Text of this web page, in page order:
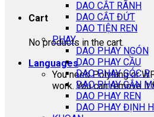
Cart
No products in the cart.
Languages
You need Polylang or
work. You can remove it
DAO CẮT RÃNH
DAO CẮT ĐỨT
DAO TIỆN REN
PHAY
DAO PHAY NGÓN
DAO PHAY CẦU
DAO PHAY GÓC R
DAO PHAY GẮN
DAO PHAY REN
DAO PHAY ĐỊNH